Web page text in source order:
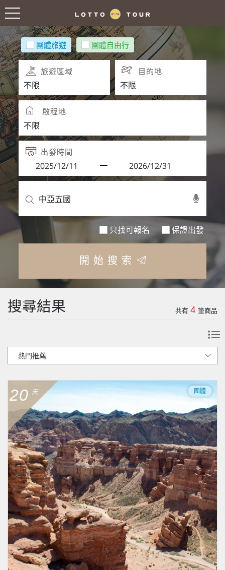
團體旅遊 團體自由行
旅遊區域 目的地
啟程地
出發時間
只找可報名 保證出發
開始搜索
搜尋結果 共有 4 筆商品
20 天 團體